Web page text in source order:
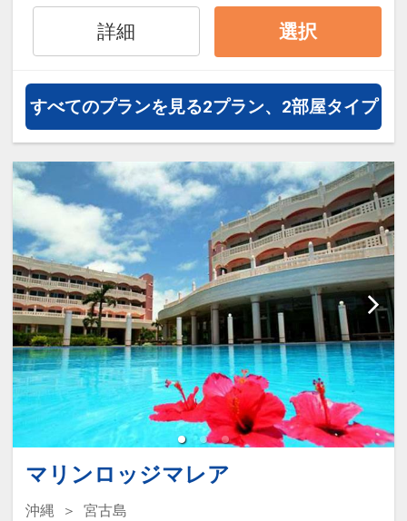
ル50%貯まります。
オプションでレンタカーや現地交
通・体験プランなどの追加（同時予
約）が可能なプランもございます。
詳細 選択
すべてのプランを見る2プラン、2部屋タイプ
マリンロッジマレア
沖縄
宮古島